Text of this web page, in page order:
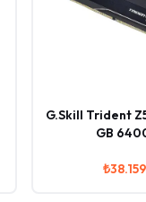
G.Skill Trident
GB